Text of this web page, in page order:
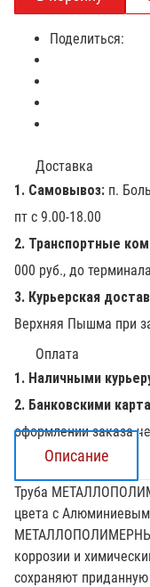
Поделиться:
Доставка
1. Самовывоз: п.
пт с 9.00-18.00
2. Транспортные
000 руб., до
3. Курьерская
Верхняя Пышма при
Оплата
1. Наличными
2. Банковскими
оформлении заказа
Описание
Труба
цвета с
коррозии и
сохраняют